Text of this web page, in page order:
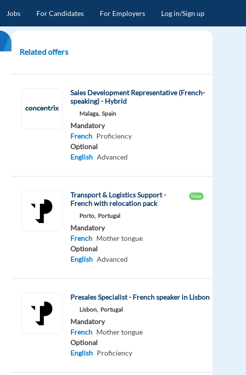
Jobs For Candidates For Employers Log in/Sign up
Related offers
Sales Development Representative (French-
speaking) - Hybrid
Malaga, Spain
Mandatory
French Proficiency
Optional
English Advanced
Transport & Logistics Support -
French with relocation pack
New
Porto, Portugal
Mandatory
French Mother tongue
Optional
English Advanced
Presales Specialist - French speaker in Lisbon
Lisbon, Portugal
Mandatory
French Mother tongue
Optional
English Proficiency